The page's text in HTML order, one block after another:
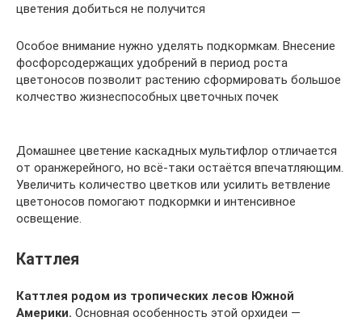
цветения добиться не получится
Особое внимание нужно уделять подкормкам. Внесение
фосфорсодержащих удобрений в период роста
цветоносов позволит растению сформировать большое
колчество жизнеспособных цветочных почек
Домашнее цветение каскадных мультифлор отличается
от оранжерейного, но всё-таки остаётся впечатляющим.
Увеличить количество цветков или усилить ветвление
цветоносов помогают подкормки и интенсивное
освещение.
Каттлея
Каттлея родом из тропических лесов Южной
Америки. Основная особенность этой орхидеи —